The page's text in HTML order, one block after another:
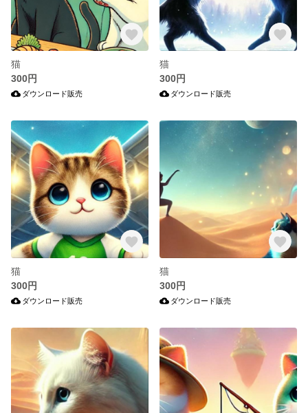
猫
300円
ダウンロード販売
猫
300円
ダウンロード販売
猫
300円
ダウンロード販売
猫
300円
ダウンロード販売